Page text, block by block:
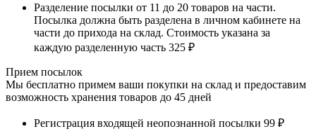
Разделение посылки от 11 до 20 товаров на части.
Посылка должна быть разделена в личном кабинете на
части до прихода на склад. Стоимость указана за
каждую разделенную часть 325 ₽
Прием посылок
Мы бесплатно примем ваши покупки на склад и предоставим
возможность хранения товаров до 45 дней
Регистрация входящей неопознанной посылки 99 ₽